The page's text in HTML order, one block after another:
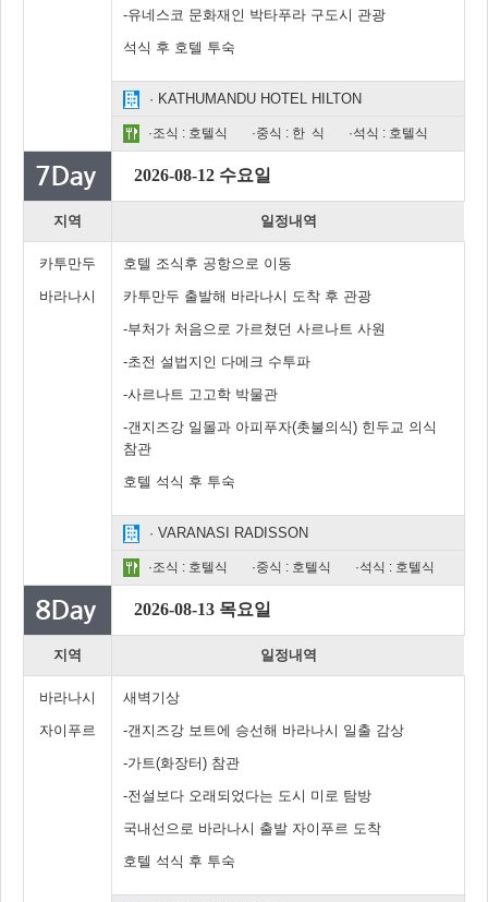
-유네스코 문화재인 박타푸라 구도시 관광
석식 후 호텔 투숙
· KATHUMANDU HOTEL HILTON
·조식 : 호텔식 ·중식 : 한 식 ·석식 : 호텔식
2026-08-12 수요일
지역 일정내역
카투만두
바라나시
호텔 조식후 공항으로 이동
카투만두 출발해 바라나시 도착 후 관광
-부처가 처음으로 가르쳤던 사르나트 사원
-초전 설법지인 다메크 수투파
-사르나트 고고학 박물관
-갠지즈강 일몰과 아피푸자(촛불의식) 힌두교 의식
참관
호텔 석식 후 투숙
· VARANASI RADISSON
·조식 : 호텔식 ·중식 : 호텔식 ·석식 : 호텔식
2026-08-13 목요일
지역 일정내역
바라나시
자이푸르
새벽기상
-갠지즈강 보트에 승선해 바라나시 일출 감상
-가트(화장터) 참관
-전설보다 오래되었다는 도시 미로 탐방
국내선으로 바라나시 출발 자이푸르 도착
호텔 석식 후 투숙